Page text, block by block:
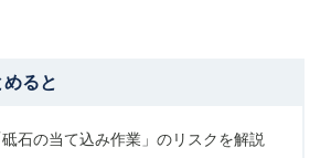
ると
石の当て込み作業」のリスクを解説